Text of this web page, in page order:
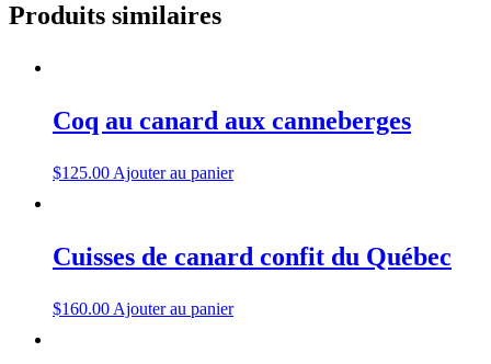
Produits similaires
Coq au canard aux canneberges
$125.00 Ajouter au panier
Cuisses de canard confit du Québec
$160.00 Ajouter au panier